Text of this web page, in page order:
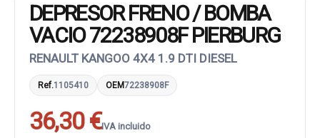
DEPRESOR FRENO / BOMBA
VACIO 72238908F PIERBURG
RENAULT KANGOO 4X4 1.9 DTI DIESEL
Ref.1105410 OEM72238908F
36,30 €IVA incluido